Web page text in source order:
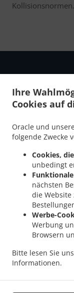
Ihre
Cookies auf
Oracle und
folgende Zwecke
Cookies,
unbedingt
nächsten
die
Werbe-
Werbung
Browsern
Bitte lesen Sie
Informationen.
Kollisionsnormen.
Kontakt
+49 331
+49 331
Links
Tischreservierung
Im Voraus
Vietnamesische Essen